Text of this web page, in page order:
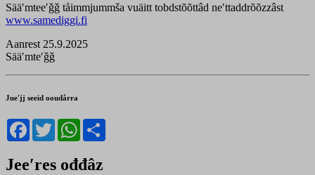
Sääʹmteeʹǧǧ tåimmjummša vuäitt tobdstõõttâd neʹttaddrõõzzâst
www.samediggi.fi
Aanrest 25.9.2025
Sääʹmteʹǧǧ
Jueʹjj seeid ooudårra
Facebook
TwitterWhatsApp
Jeeʹres ođđâz